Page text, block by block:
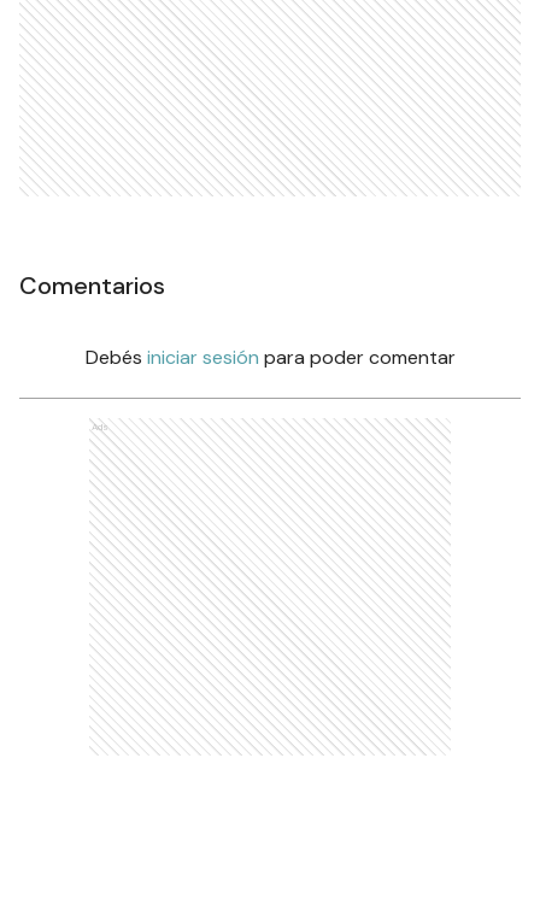
Comentarios
Debés iniciar sesión para poder comentar
Ads